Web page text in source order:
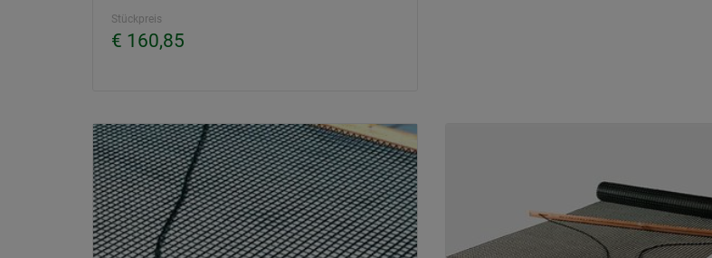
Stückpreis
€ 160,85